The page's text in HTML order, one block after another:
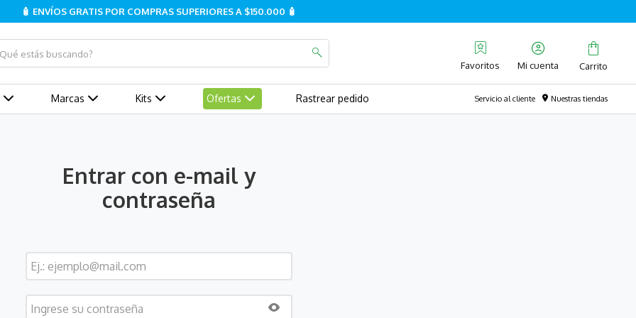
🧴 ENVÍOS GRATIS POR COMPRAS SUPERIORES A $150.000 🧴
estás buscando?
Favoritos
Marcas Kits Ofertas Rastrear pedido Servicio al cliente Nuestras tiendas
Entrar con e-mail y
contraseña